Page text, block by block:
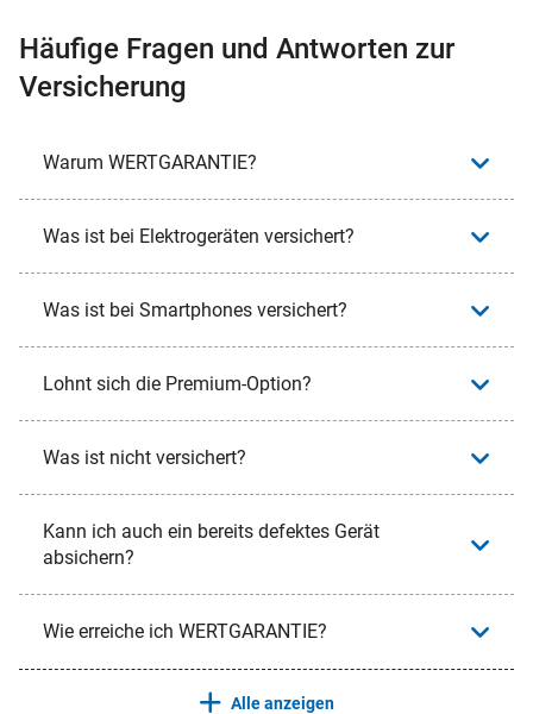
Häufige Fragen und Antworten zur
Versicherung
Warum WERTGARANTIE?
Was ist bei Elektrogeräten versichert?
Was ist bei Smartphones versichert?
Lohnt sich die Premium-Option?
Was ist nicht versichert?
Kann ich auch ein bereits defektes Gerät
absichern?
Wie erreiche ich WERTGARANTIE?
Alle anzeigen